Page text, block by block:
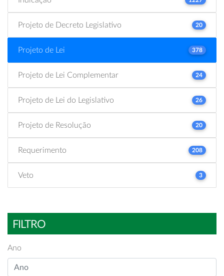
Projeto de Decreto Legislativo 20
Projeto de Lei 378
Projeto de Lei Complementar 24
Projeto de Lei do Legislativo 26
Projeto de Resolução 20
Requerimento 208
Veto 3
FILTRO
Ano